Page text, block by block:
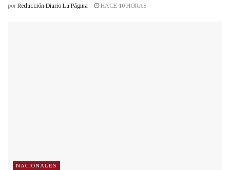
por Redacción Diario La Página HACE 10 HORAS
NACIONALES